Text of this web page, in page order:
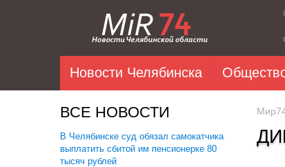
Новости Челябинска
ВСЕ НОВОСТИ
В Челябинске суд обязал самокатчика
выплатить сбитой им пенсионерке 80
тысяч рублей